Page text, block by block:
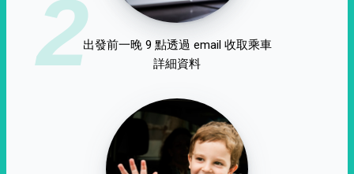
2出發前一晚 9 點透過 email 收取乘車
詳細資料